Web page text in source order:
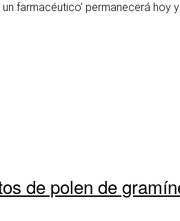
un farmacéutico’ permanecerá
de polen de